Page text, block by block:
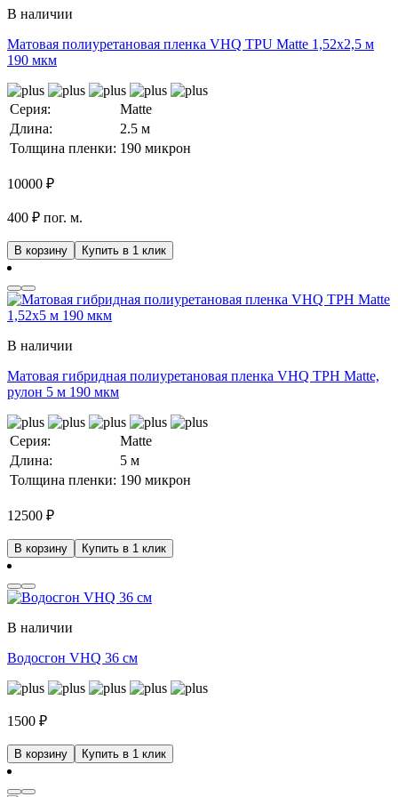
В наличии
Матовая полиуретановая пленка VHQ TPU Matte 1,52х2,5 м
190 мкм
Серия:
Matte
Длина:
2.5 м
Толщина пленки: 190 микрон
10000 ₽
400 ₽ пог. м.
В корзину Купить в 1 клик
В наличии
Матовая гибридная полиуретановая пленка VHQ TPH Matte,
рулон 5 м 190 мкм
Серия:
Matte
Длина:
5 м
Толщина пленки: 190 микрон
12500 ₽
В корзину Купить в 1 клик
В наличии
Водосгон VHQ 36 см
1500 ₽
В корзину Купить в 1 клик